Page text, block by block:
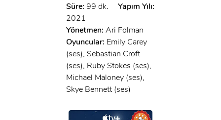
Süre: 99 dk.
Yapım Yılı:
2021
Yönetmen: Ari Folman
Oyuncular: Emily Carey
(ses), Sebastian Croft
(ses), Ruby Stokes (ses),
Michael Maloney (ses),
Skye Bennett (ses)